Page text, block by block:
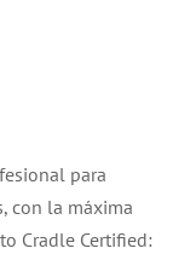
para
con la máxima
Cradle Certified: